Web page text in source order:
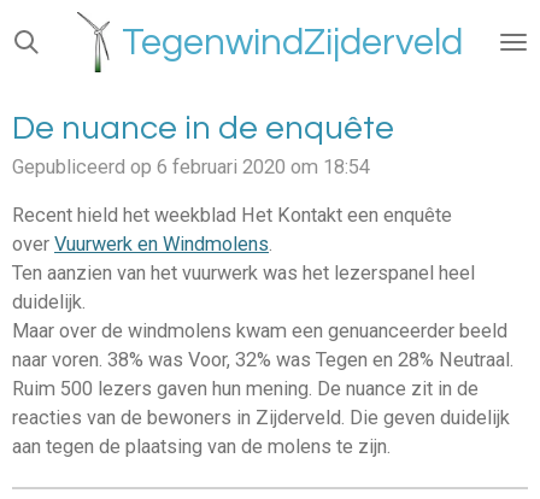
Ga
direct
de
hoofdinhoud
TegenwindZijderveld
De nuance in de enquête
Gepubliceerd op 6 februari 2020 om 18:54
Recent hield het weekblad Het Kontakt een enquête
over Vuurwerk en Windmolens.
Ten aanzien van het vuurwerk was het lezerspanel heel
duidelijk.
Maar over de windmolens kwam een genuanceerder beeld
naar voren. 38% was Voor, 32% was Tegen en 28% Neutraal.
Ruim 500 lezers gaven hun mening. De nuance zit in de
reacties van de bewoners in Zijderveld. Die geven duidelijk
aan tegen de plaatsing van de molens te zijn.